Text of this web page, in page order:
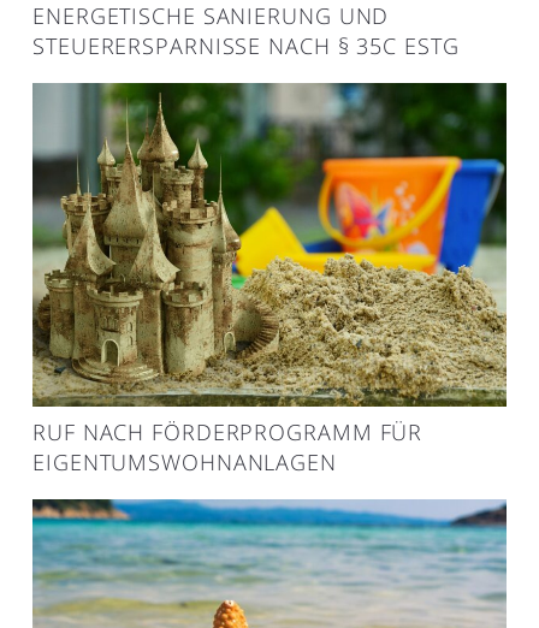
ENERGETISCHE SANIERUNG UND
STEUERERSPARNISSE NACH § 35C ESTG
RUF NACH FÖRDERPROGRAMM FÜR
EIGENTUMSWOHNANLAGEN